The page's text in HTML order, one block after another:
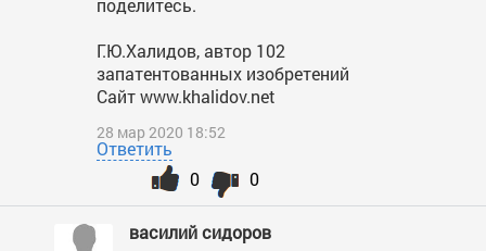
поделитесь.
Г.Ю.Халидов, автор 102
запатентованных изобретений
Сайт www.khalidov.net
28 мар 2020 18:52
Ответить
0
0
василий сидоров